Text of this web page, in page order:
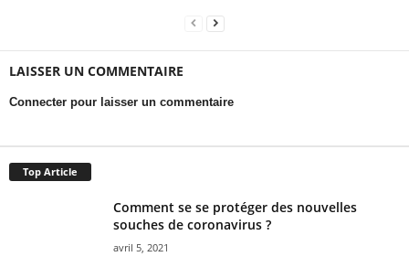
LAISSER UN COMMENTAIRE
Connecter pour laisser un commentaire
Top Article
Comment se se protéger des nouvelles
souches de coronavirus ?
avril 5, 2021